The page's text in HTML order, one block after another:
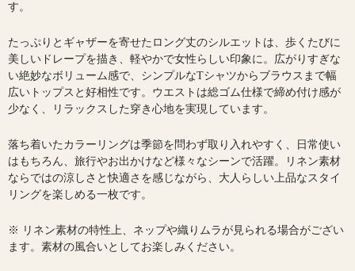
す。
たっぷりとギャザーを寄せたロング丈のシルエットは、歩くたびに
美しいドレープを描き、軽やかで女性らしい印象に。広がりすぎな
い絶妙なボリューム感で、シンプルなTシャツからブラウスまで幅
広いトップスと好相性です。ウエストは総ゴム仕様で締め付け感が
少なく、リラックスした穿き心地を実現しています。
落ち着いたカラーリングは季節を問わず取り入れやすく、日常使い
はもちろん、旅行やお出かけなど様々なシーンで活躍。リネン素材
ならではの涼しさと快適さを感じながら、大人らしい上品なスタイ
リングを楽しめる一枚です。
※ リネン素材の特性上、ネップや織りムラが見られる場合がござい
ます。素材の風合いとしてお楽しみください。